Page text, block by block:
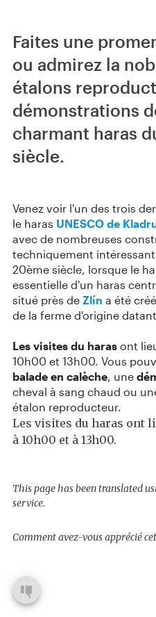
Faites une
ou admirez la
étalons
démonstrations
charmant haras
siècle.
Venez voir l'un des trois
le haras UNESCO de
avec de nombreuses
techniquement
20ème siècle, lorsque le
essentielle d'un haras
situé près de Zlín a été
de la ferme d'origine
Les visites du haras ont
10h00 et 13h00. Vous
balade en calèche, une
cheval à sang chaud ou
étalon reproducteur.
Les visites du haras ont
à 10h00 et à 13h00.
This page has been translated
service.
Comment avez-vous apprécié